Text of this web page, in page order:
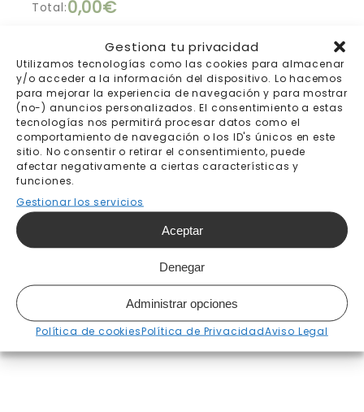
Gestiona tu privacidad
Utilizamos tecnologías como las cookies para almacenar
y/o acceder a la información del dispositivo. Lo hacemos
para mejorar la experiencia de navegación y para mostrar
(no-) anuncios personalizados. El consentimiento a estas
tecnologías nos permitirá procesar datos como el
comportamiento de navegación o los ID's únicos en este
sitio. No consentir o retirar el consentimiento, puede
afectar negativamente a ciertas características y
funciones.
Gestionar los servicios
Aceptar
Denegar
Administrar opciones
Política de cookiesPolítica de PrivacidadAviso Legal
Total:0,00€
15% de descuento automático en la cesta
hasta el 17 de julio
Añadir al carrito
Envío gratis a partir de
200€